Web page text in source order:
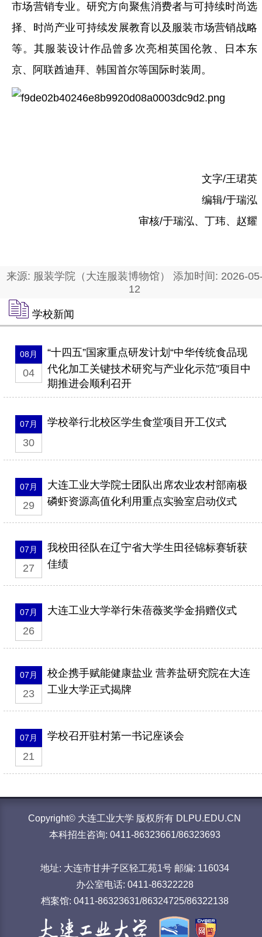
市场营销专业。研究方向聚焦消费者与可持续时尚选
择、时尚产业可持续发展教育以及服装市场营销战略
等。其服装设计作品曾多次亮相英国伦敦、日本东
京、阿联酋迪拜、韩国首尔等国际时装周。
文字/王珺英
编辑/于瑞泓
审核/于瑞泓、丁玮、赵耀
来源: 服装学院（大连服装博物馆） 添加时间: 2026-
12
学校新闻
08月
04
“十四五”国家重点研发计划“中华传统食品现
代化加工关键技术研究与产业化示范”项目中
期推进会顺利召开
07月
30
学校举行北校区学生食堂项目开工仪式
07月
29
大连工业大学院士团队出席农业农村部南极
磷虾资源高值化利用重点实验室启动仪式
07月
27
我校田径队在辽宁省大学生田径锦标赛斩获
佳绩
07月
26
大连工业大学举行朱蓓薇奖学金捐赠仪式
07月
23
校企携手赋能健康盐业 营养盐研究院在大连
工业大学正式揭牌
07月
21
学校召开驻村第一书记座谈会
Copyright© 大连工业大学 版权所有 DLPU.EDU.CN
本科招生咨询: 0411-86323661/86323693
地址: 大连市甘井子区轻工苑1号 邮编: 116034
办公室电话: 0411-86322228
档案馆: 0411-86323631/86324725/86322138